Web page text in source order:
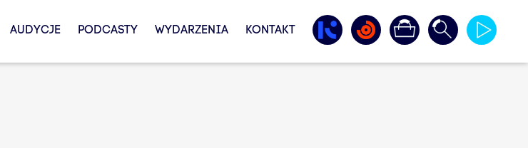
AUDYCJE PODCASTY WYDARZENIA KONTAKT